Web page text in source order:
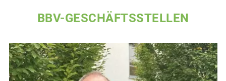
BBV-GESCHÄFTSSTELLEN